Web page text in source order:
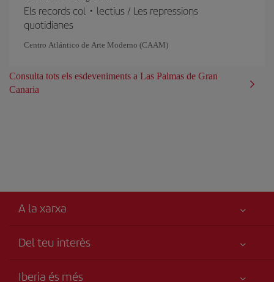
Els records col・lectius / Les repressions
quotidianes
Centro Atlántico de Arte Moderno (CAAM)
Consulta tots els esdeveniments a Las Palmas de Gran
Canaria
A la xarxa
Del teu interès
Iberia és més